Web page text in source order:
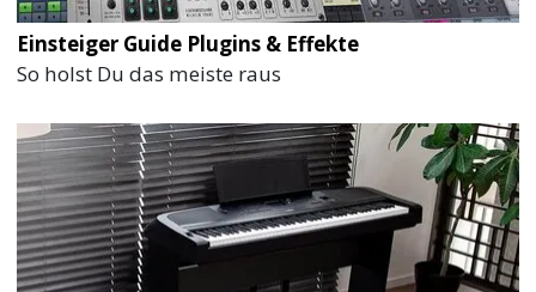
Einsteiger Guide Plugins & Effekte
So holst Du das meiste raus